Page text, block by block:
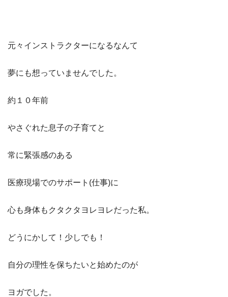
元々インストラクターになるなんて
夢にも想っていませんでした。
約１０年前
やさぐれた息子の子育てと
常に緊張感のある
医療現場でのサポート(仕事)に
心も身体もクタクタヨレヨレだった私。
どうにかして！少しでも！
自分の理性を保ちたいと始めたのが
ヨガでした。